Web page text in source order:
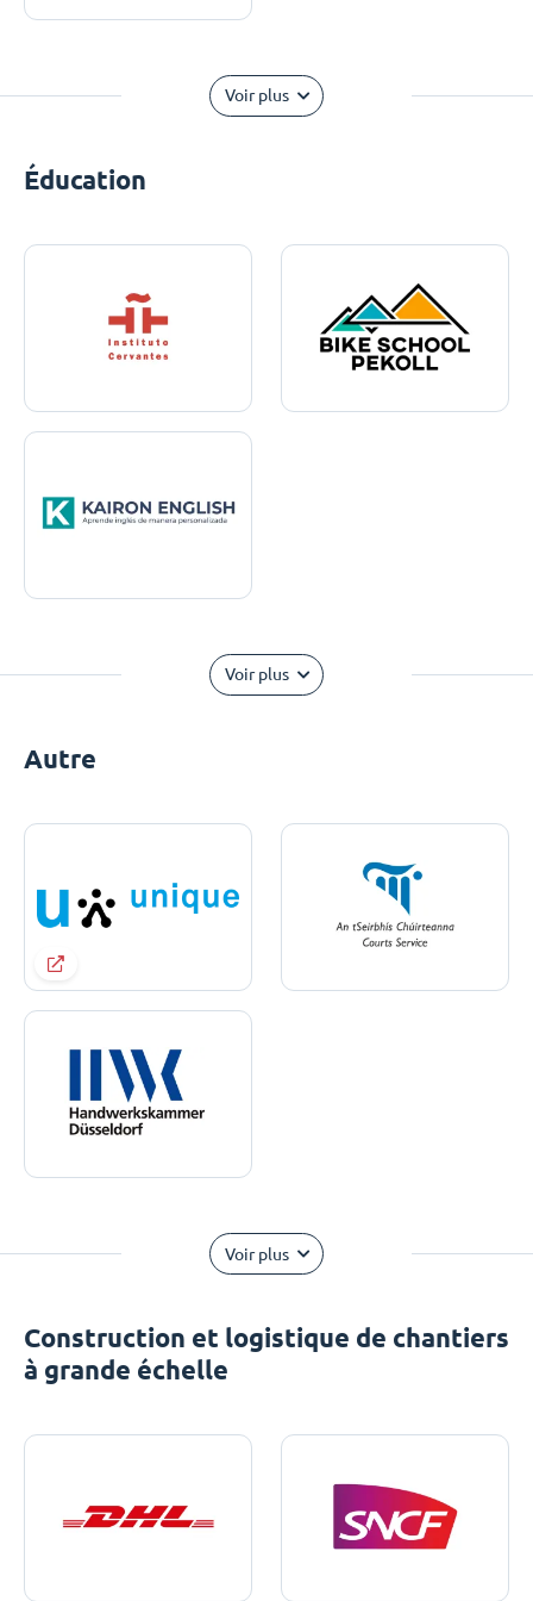
Voir plus
Éducation
Voir plus
Autre
Voir plus
Construction et logistique de chantiers
à grande échelle